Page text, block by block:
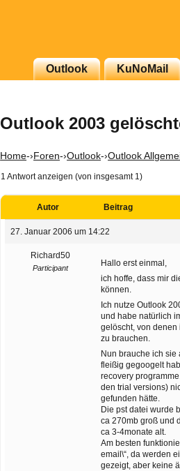
Outlook KuNoMail
Outlook 2003
Home-›Foren-›Outlook-›Outlook
1 Antwort anzeigen (von insgesamt 1)
Autor Beitrag
27. Januar 2006 um 14:22
Richard50
Participant
Hallo erst einmal,
ich hoffe, dass mir
können.
Ich nutze Outlook
und habe natürlich
gelöscht, von
zu brauchen.
Nun brauche ich sie
fleißig gegoogelt
recovery
den trial versions)
gefunden hätte.
Die pst datei wurde
ca 270mb groß und
ca 3-4monate alt.
Am besten
email\“, da werden
gezeigt, aber keine